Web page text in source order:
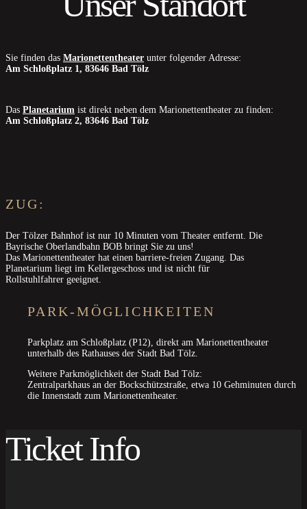
Sie finden das Marionettentheater unter folgender Adresse:
Am Schloßplatz 1, 83646 Bad Tölz
Das Planetarium ist direkt neben dem Marionettentheater zu finden:
Am Schloßplatz 2, 83646 Bad Tölz
ZUG:
Der Tölzer Bahnhof ist nur 10 Minuten vom Theater entfernt. Die
Bayrische Oberlandbahn BOB bringt Sie zu uns!
Das Marionettentheater hat einen barriere-freien Zugang. Das
Planetarium liegt im Kellergeschoss und ist nicht für
Rollstuhlfahrer geeignet.
PARK-MÖGLICHKEITEN
Parkplatz am Schloßplatz (P12), direkt am Marionettentheater
unterhalb des Rathauses der Stadt Bad Tölz.
Weitere Parkmöglichkeit der Stadt Bad Tölz:
Zentralparkhaus an der Bockschützstraße, etwa 10 Gehminuten durch
die Innenstadt zum Marionettentheater.
Ticket Info